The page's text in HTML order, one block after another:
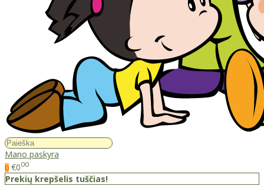
Mano paskyra
0 €000
Prekių krepšelis tuščias!